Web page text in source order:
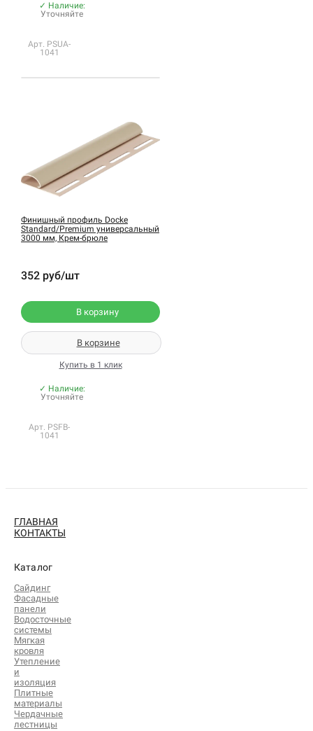
✓ Наличие:
Уточняйте
Арт. PSUA-
1041
Финишный профиль Docke
Standard/Premium универсальный
3000 мм, Крем-брюле
352 руб/шт
В корзину
В корзине
Купить в 1 клик
✓ Наличие:
Уточняйте
Арт. PSFB-
1041
ГЛАВНАЯ
КОНТАКТЫ
Каталог
Сайдинг
Фасадные
панели
Водосточные
системы
Мягкая
кровля
Утепление
и
изоляция
Плитные
материалы
Чердачные
лестницы